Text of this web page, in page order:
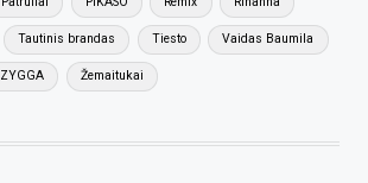
Tautinis brandas Tiesto Vaidas Baumila
ZYGGA Žemaitukai